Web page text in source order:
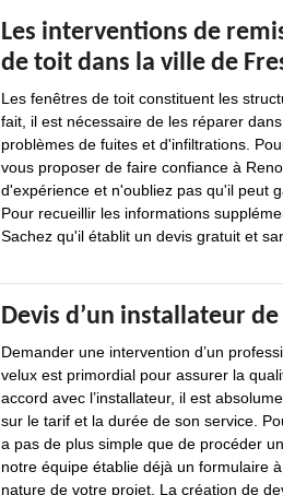
Les interventions de
de toit dans la ville de
Les fenêtres de toit constituent les
fait, il est nécessaire de les réparer
problèmes de fuites et d'infiltrations.
vous proposer de faire confiance à
d'expérience et n'oubliez pas qu'il peut
Pour recueillir les informations
Sachez qu'il établit un devis gratuit et
Devis d’un installateur
Demander une intervention d’un
velux est primordial pour assurer la
accord avec l’installateur, il est
sur le tarif et la durée de son service.
a pas de plus simple que de procéder
notre équipe établie déjà un formulaire
nature de votre projet. La création de